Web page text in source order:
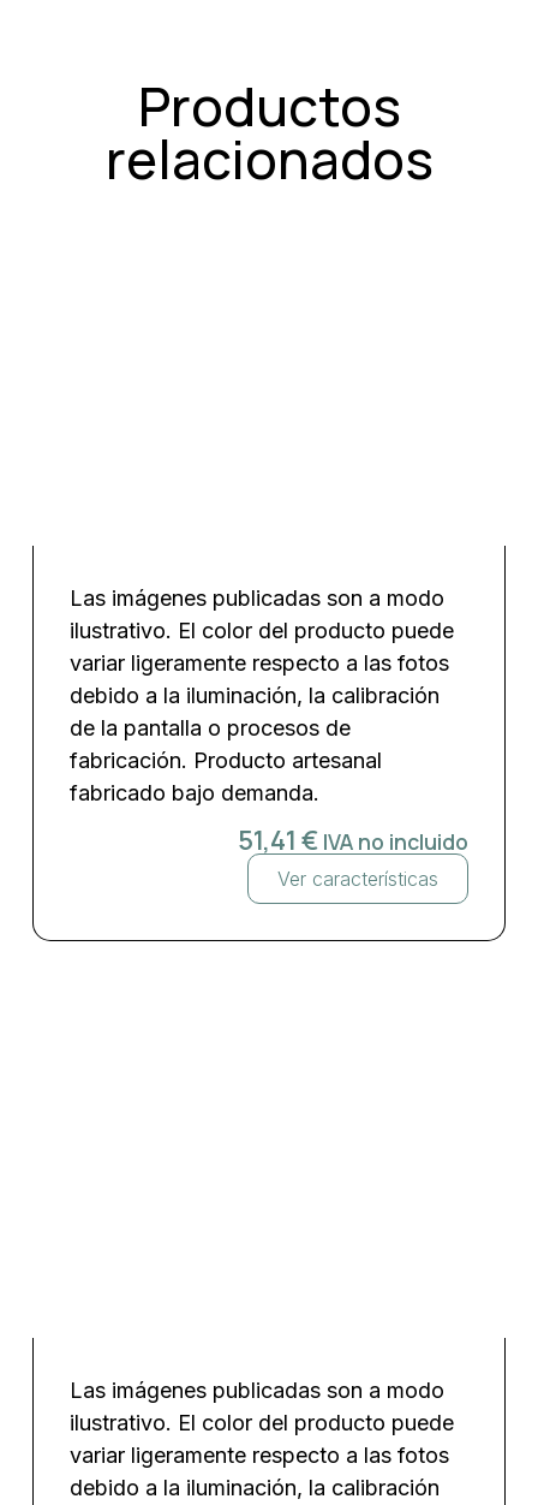
Productos
relacionados
Las imágenes publicadas son a modo
ilustrativo. El color del producto puede
variar ligeramente respecto a las fotos
debido a la iluminación, la calibración
de la pantalla o procesos de
fabricación. Producto artesanal
fabricado bajo demanda.
51,41€ IVA no incluido
Ver características
Las imágenes publicadas son a modo
ilustrativo. El color del producto puede
variar ligeramente respecto a las fotos
debido a la iluminación, la calibración